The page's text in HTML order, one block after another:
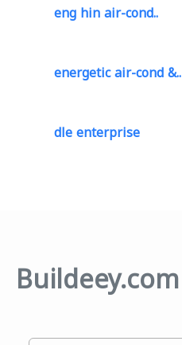
eng hin air-cond..
energetic air-cond &..
dle enterprise
Buildeey.com